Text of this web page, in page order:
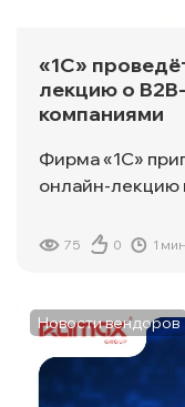
«1С»
лекцию о
компаниями
Фирма «1С»
онлайн-лекцию
75 0 1 мин.
Новости вендоров